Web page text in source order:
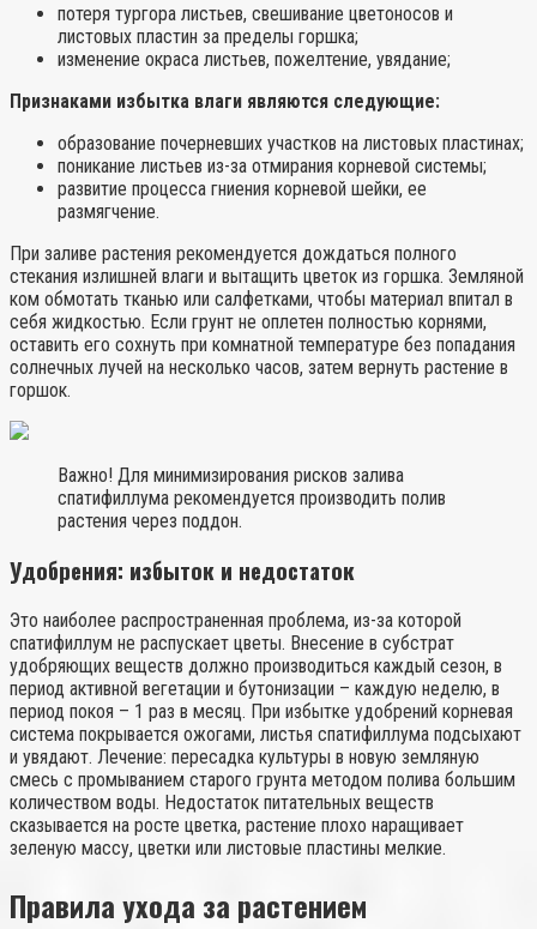
потеря тургора листьев, свешивание цветоносов и
листовых пластин за пределы горшка;
изменение окраса листьев, пожелтение, увядание;
Признаками избытка влаги являются следующие:
образование почерневших участков на листовых пластинах;
поникание листьев из-за отмирания корневой системы;
развитие процесса гниения корневой шейки, ее
размягчение.
При заливе растения рекомендуется дождаться полного
стекания излишней влаги и вытащить цветок из горшка. Земляной
ком обмотать тканью или салфетками, чтобы материал впитал в
себя жидкостью. Если грунт не оплетен полностью корнями,
оставить его сохнуть при комнатной температуре без попадания
солнечных лучей на несколько часов, затем вернуть растение в
горшок.
Важно! Для минимизирования рисков залива
спатифиллума рекомендуется производить полив
растения через поддон.
Удобрения: избыток и недостаток
Это наиболее распространенная проблема, из-за которой
спатифиллум не распускает цветы. Внесение в субстрат
удобряющих веществ должно производиться каждый сезон, в
период активной вегетации и бутонизации – каждую неделю, в
период покоя – 1 раз в месяц. При избытке удобрений корневая
система покрывается ожогами, листья спатифиллума подсыхают
и увядают. Лечение: пересадка культуры в новую земляную
смесь с промыванием старого грунта методом полива большим
количеством воды. Недостаток питательных веществ
сказывается на росте цветка, растение плохо наращивает
зеленую массу, цветки или листовые пластины мелкие.
Правила ухода за растением